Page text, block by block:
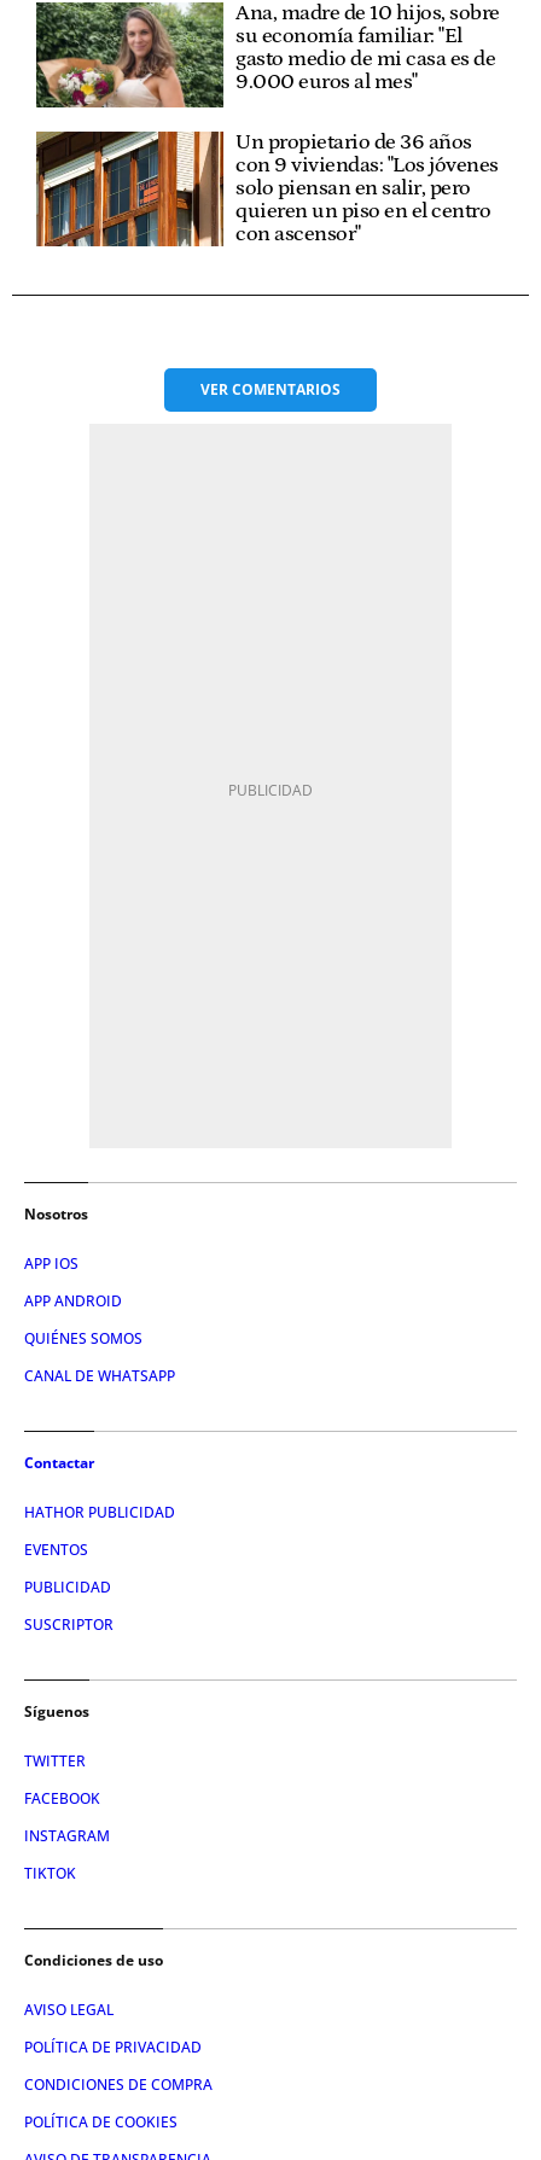
Ana, madre de 10 hijos, sobre
su economía familiar: "El
gasto medio de mi casa es de
9.000 euros al mes"
Un propietario de 36 años
con 9 viviendas: "Los jóvenes
solo piensan en salir, pero
quieren un piso en el centro
con ascensor"
VERCOMENTARIOS
Nosotros
APP IOS
APP ANDROID
QUIÉNES SOMOS
CANAL DE WHATSAPP
Contactar
HATHOR PUBLICIDAD
EVENTOS
PUBLICIDAD
SUSCRIPTOR
Síguenos
TWITTER
FACEBOOK
INSTAGRAM
TIKTOK
Condiciones de uso
AVISO LEGAL
POLÍTICA DE PRIVACIDAD
CONDICIONES DE COMPRA
POLÍTICA DE COOKIES